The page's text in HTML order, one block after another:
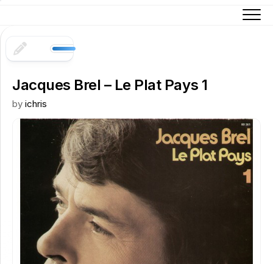
content
Jacques Brel – Le Plat Pays 1
by ichris